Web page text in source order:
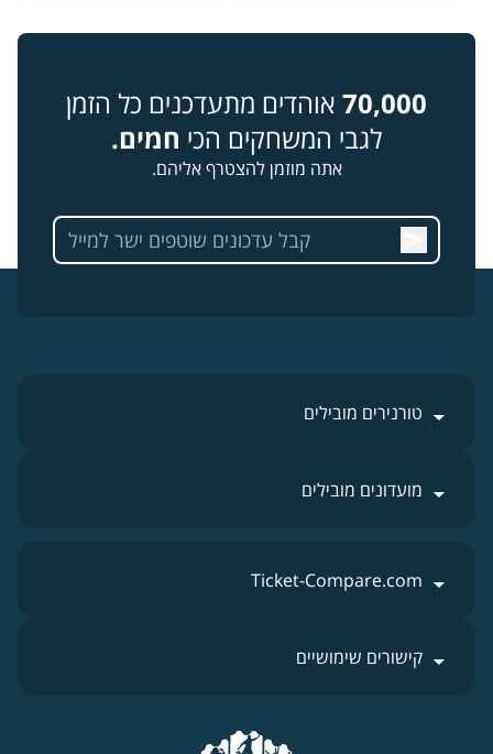
70,000 אוהדים מתעדכנים כל הזמן
לגבי המשחקים הכי חמים.
אתה מוזמן להצטרף אליהם.
טורנירים מובילים
מועדונים מובילים
Ticket-Compare.com
קישורים שימושיים